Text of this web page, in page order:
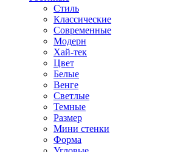
Стиль
Классические
Современные
Модерн
Хай-тек
Цвет
Белые
Венге
Светлые
Темные
Размер
Мини стенки
Форма